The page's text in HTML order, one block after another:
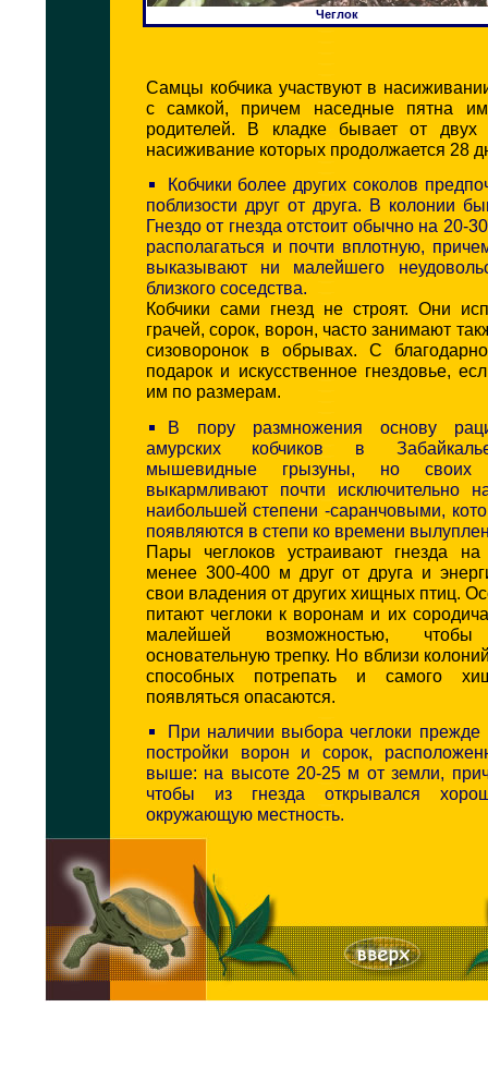
Чеглок
Самцы кобчика участвуют в
с самкой, причем наседные пятна
родителей. В кладке бывает от
насиживание которых продолжается 28
Кобчики более других соколов
поблизости друг от друга. В колонии
Гнездо от гнезда отстоит обычно на 20-
располагаться и почти вплотную,
выказывают ни малейшего
близкого соседства.
Кобчики сами гнезд не строят. Они
грачей, сорок, ворон, часто занимают
сизоворонок в обрывах. С
подарок и искусственное гнездовье,
им по размерам.
В пору размножения основу
амурских кобчиков в
мышевидные грызуны, но своих
выкармливают почти исключительно
наибольшей степени -саранчовыми,
появляются в степи ко времени
Пары чеглоков устраивают гнезда
менее 300-400 м друг от друга и
свои владения от других хищных птиц.
питают чеглоки к воронам и их
малейшей возможностью,
основательную трепку. Но вблизи
способных потрепать и самого
появляться опасаются.
При наличии выбора чеглоки прежде
постройки ворон и сорок,
выше: на высоте 20-25 м от земли,
чтобы из гнезда открывался
окружающую местность.